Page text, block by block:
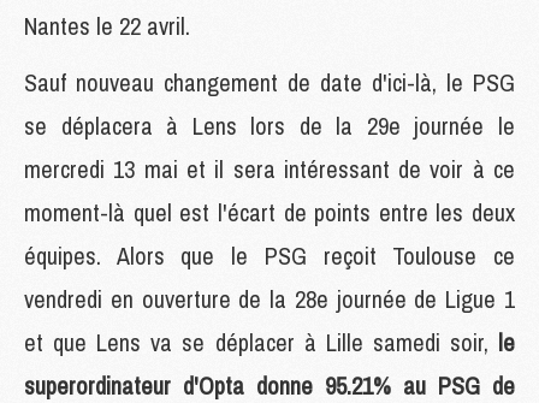
Nantes le 22 avril.
Sauf nouveau changement de date d'ici-là, le PSG
se déplacera à Lens lors de la 29e journée le
mercredi 13 mai et il sera intéressant de voir à ce
moment-là quel est l'écart de points entre les deux
équipes. Alors que le PSG reçoit Toulouse ce
vendredi en ouverture de la 28e journée de Ligue 1
et que Lens va se déplacer à Lille samedi soir, le
superordinateur d'Opta donne 95.21% au PSG de